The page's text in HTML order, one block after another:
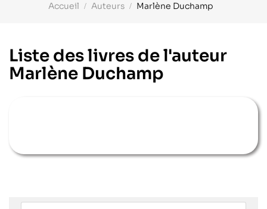
Accueil Auteurs Marlène Duchamp
Liste des livres de l'auteur
Marlène Duchamp